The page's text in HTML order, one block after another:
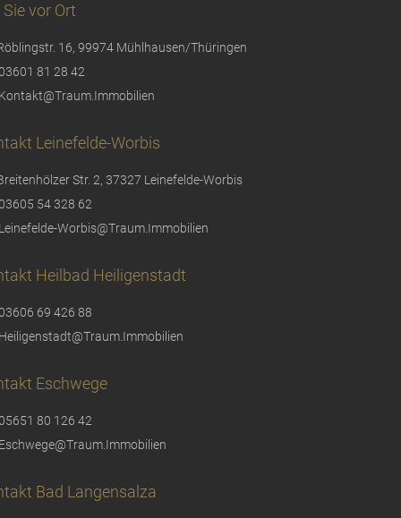
Sie vor Ort
16, 99974 Mühlhausen/Thüringen
81 28 42
Kontakt@Traum.Immobilien
Leinefelde-Worbis
Str. 2, 37327 Leinefelde-Worbis
54 328 62
Leinefelde-Worbis@Traum.Immobilien
Heilbad Heiligenstadt
69 426 88
Heiligenstadt@Traum.Immobilien
Eschwege
80 126 42
Eschwege@Traum.Immobilien
Bad Langensalza